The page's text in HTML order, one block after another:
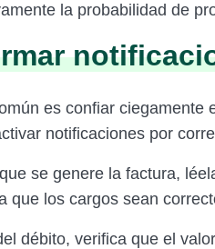
la probabilidad de
es confiar ciegamente
notificaciones por
se genere la factura,
que los cargos sean
débito, verifica que el